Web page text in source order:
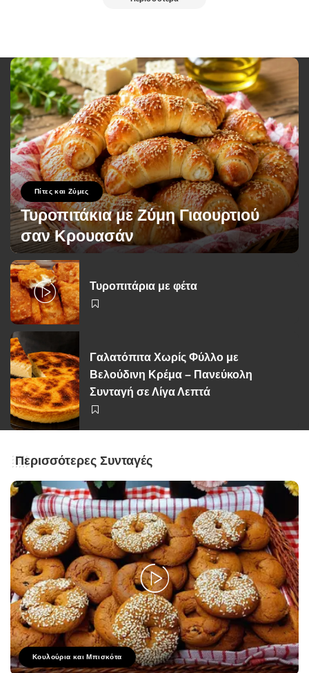
Πίτες και Ζύμες
Τυροπιτάκια με Ζύμη Γιαουρτιού
σαν Κρουασάν
Posted
by
George Zolis 12 Ιουλίου 2026
Τυροπιτάρια με φέτα
Γαλατόπιτα Χωρίς Φύλλο με
Βελούδινη Κρέμα – Πανεύκολη
Συνταγή σε Λίγα Λεπτά
Περισσότερες Συνταγές
Κουλούρια και Μπισκότα